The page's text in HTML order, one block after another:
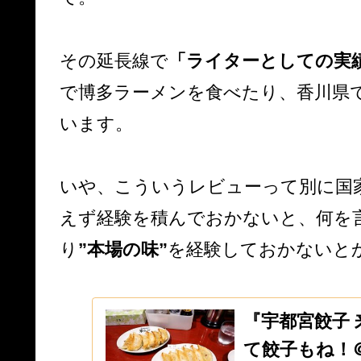
その延長線で 「ライターとしての実
で博多ラーメンを食べたり、香川
います。
いや、こういうレビューって別に
えず経験を積んでおかないと、何
り ”本場の味”を経験しておかないと
『宇都宮餃
て餃子もね！